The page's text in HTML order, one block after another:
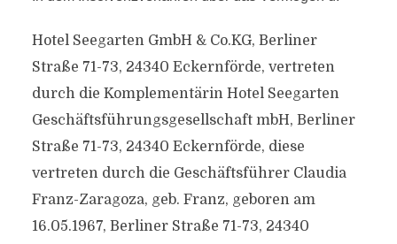
Hotel Seegarten GmbH & Co.KG, Berliner
Straße 71-73, 24340 Eckernförde, vertreten
durch die Komplementärin Hotel Seegarten
Geschäftsführungsgesellschaft mbH, Berliner
Straße 71-73, 24340 Eckernförde, diese
vertreten durch die Geschäftsführer Claudia
Franz-Zaragoza, geb. Franz, geboren am
16.05.1967, Berliner Straße 71-73, 24340